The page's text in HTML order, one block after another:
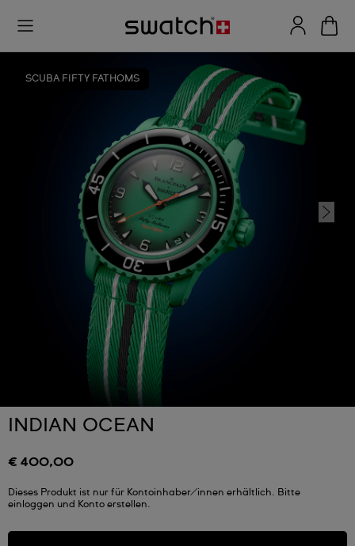
SCUBA FIFTY FATHOMS
INDIAN OCEAN
€ 400,00
Dieses Produkt ist nur für Kontoinhaber/innen erhältlich. Bitte
einloggen und Konto erstellen.